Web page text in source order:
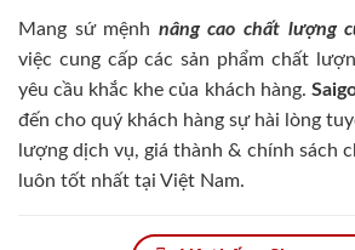
Mang sứ mệnh nâng cao chất lượng
việc cung cấp các sản phẩm chất
yêu cầu khắc khe của khách hàng.
đến cho quý khách hàng sự hài lòng
lượng dịch vụ, giá thành & chính sách
luôn tốt nhất tại Việt Nam.